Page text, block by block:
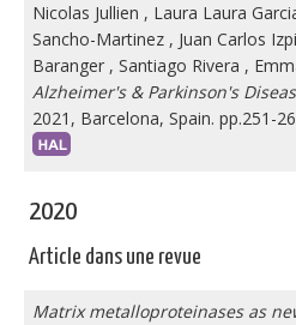
Nicolas Jullien , Laura Laura
Sancho-Martinez , Juan Carlos
Baranger , Santiago Rivera ,
Alzheimer's & Parkinson's
2021, Barcelona, Spain. pp.251-
2020
Article dans une revue
Matrix metalloproteinases as